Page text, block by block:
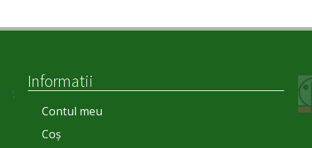
Informatii
Contul meu
Coș